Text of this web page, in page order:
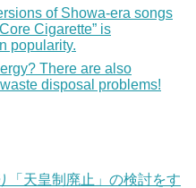
of Showa-era songs
Cigarette” is
popularity.
There are also
disposal problems!
「天皇制廃止」の検討をす